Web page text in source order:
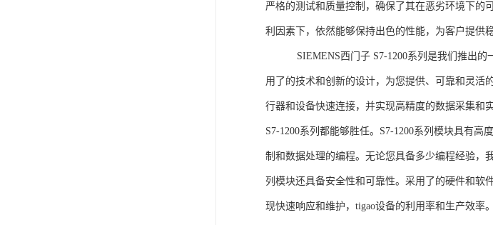
严格的测试和质量控制，确保了其在恶劣环境下的
利因素下，依然能够保持出色的性能，为客户提供
SIEMENS西门子 S7-1200系列是我们推出的一
用了的技术和创新的设计，为您提供、可靠和灵活
行器和设备快速连接，并实现高精度的数据采集和
S7-1200系列都能够胜任。S7-1200系列模块具有
制和数据处理的编程。无论您具备多少编程经验，
列模块还具备安全性和可靠性。采用了的硬件和软
现快速响应和维护，tigao设备的利用率和生产效率